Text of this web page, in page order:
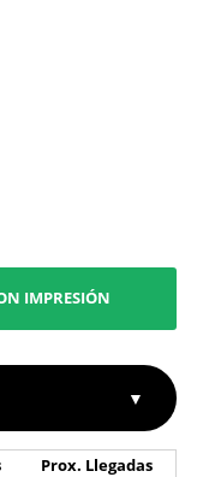
IMPRESIÓN
▼
Prox. Llegadas